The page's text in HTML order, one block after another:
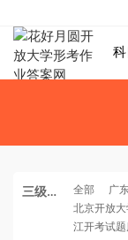
三级分
全部 广
北京开放
江开考试